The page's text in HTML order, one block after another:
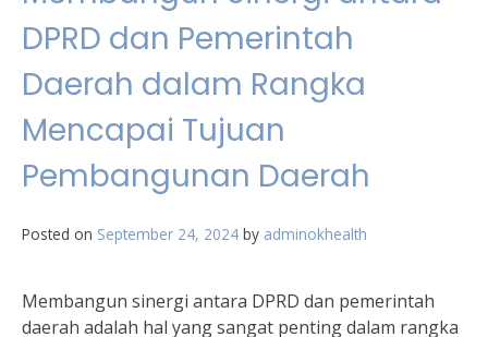
DPRD dan Pemerintah
Daerah dalam Rangka
Mencapai Tujuan
Pembangunan Daerah
Posted on September 24, 2024 by adminokhealth
Membangun sinergi antara DPRD dan pemerintah
daerah adalah hal yang sangat penting dalam rangka